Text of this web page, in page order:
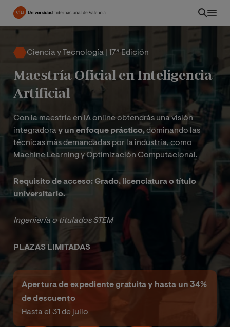
Pasar
contenido
Ciencia y Tecnología | 17ª Edición
Maestría Oficial en Inteligencia
Artificial
Con la maestría en IA online obtendrás una visión
integradoray un enfoque práctico,dominando las
técnicas más demandadas por la industria, como
Machine Learning y Optimización Computacional.
Requisito de acceso: Grado, licenciatura o título
universitario.
Ingeniería o titulados STEM
PLAZAS LIMITADAS
Apertura de expediente gratuita y hasta un 34%
de descuento
Hasta el 31 de julio